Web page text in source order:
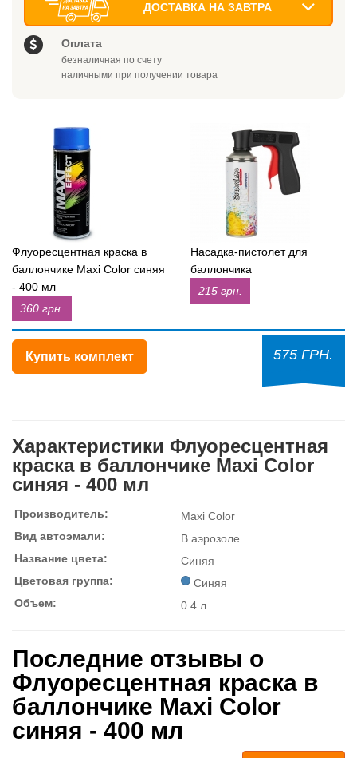
ДОСТАВКА НА ЗАВТРА
Оплата
безналичная по счету
наличными при получении товара
Флуоресцентная краска в
баллончике Maxi Color синяя
- 400 мл
360 грн.
Насадка-пистолет для
баллончика
215 грн.
Купить комплект 575 ГРН.
Характеристики Флуоресцентная
краска в баллончике Maxi Color
синяя - 400 мл
Производитель:
Maxi Color
Вид автоэмали:
В аэрозоле
Название цвета:
Синяя
Цветовая группа:
Синяя
Объем:
0.4 л
Последние отзывы о
Флуоресцентная краска в
баллончике Maxi Color
синяя - 400 мл